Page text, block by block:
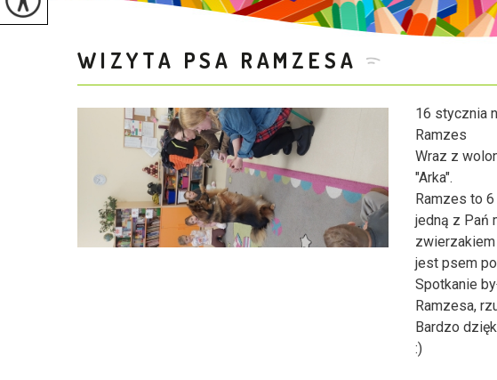
WIZYTA PSA RAMZESA
16 stycznia
Ramzes
Wraz z
"Arka".
Ramzes to
jedną z Pań
jest psem
Spotkanie
Ramzesa,
Bardzo
:)